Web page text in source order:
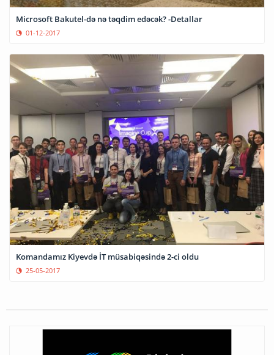
Microsoft Bakutel-də nə təqdim edəcək? -Detallar
01-12-2017
Komandamız Kiyevdə İT müsabiqəsində 2-ci oldu
25-05-2017